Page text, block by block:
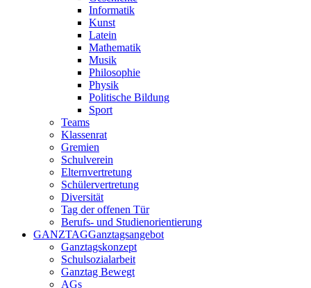
Informatik
Kunst
Latein
Mathematik
Musik
Philosophie
Physik
Politische Bildung
Sport
Teams
Klassenrat
Gremien
Schulverein
Elternvertretung
Schülervertretung
Diversität
Tag der offenen Tür
Berufs- und Studienorientierung
GANZTAGGanztagsangebot
Ganztagskonzept
Schulsozialarbeit
Ganztag Bewegt
AGs